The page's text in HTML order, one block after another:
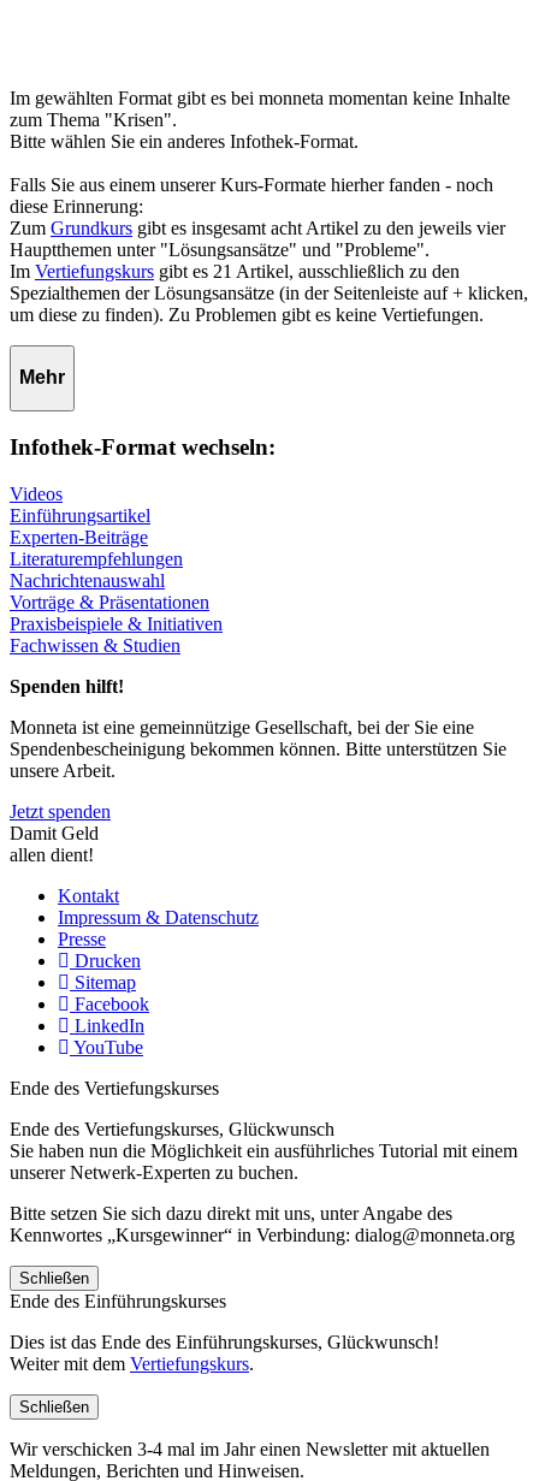
Im gewählten Format gibt es bei monneta momentan keine Inhalte
zum Thema "Krisen".
Bitte wählen Sie ein anderes Infothek-Format.
Falls Sie aus einem unserer Kurs-Formate hierher fanden - noch
diese Erinnerung:
Zum Grundkurs gibt es insgesamt acht Artikel zu den jeweils vier
Hauptthemen unter "Lösungsansätze" und "Probleme".
Im Vertiefungskurs gibt es 21 Artikel, ausschließlich zu den
Spezialthemen der Lösungsansätze (in der Seitenleiste auf + klicken,
um diese zu finden). Zu Problemen gibt es keine Vertiefungen.
Mehr
Infothek-Format wechseln:
Videos
Einführungsartikel
Experten-Beiträge
Literaturempfehlungen
Nachrichtenauswahl
Vorträge & Präsentationen
Praxisbeispiele & Initiativen
Fachwissen & Studien
Spenden hilft!
Monneta ist eine gemeinnützige Gesellschaft, bei der Sie eine
Spendenbescheinigung bekommen können. Bitte unterstützen Sie
unsere Arbeit.
Jetzt spenden
Damit Geld
allen dient!
Kontakt
Impressum & Datenschutz
Presse
Drucken
Sitemap
Facebook
LinkedIn
YouTube
Ende des Vertiefungskurses
Ende des Vertiefungskurses, Glückwunsch
Sie haben nun die Möglichkeit ein ausführliches Tutorial mit einem
unserer Netwerk-Experten zu buchen.
Bitte setzen Sie sich dazu direkt mit uns, unter Angabe des
Kennwortes „Kursgewinner“ in Verbindung: dialog@monneta.org
Schließen
Ende des Einführungskurses
Dies ist das Ende des Einführungskurses, Glückwunsch!
Weiter mit dem Vertiefungskurs.
Schließen
Wir verschicken 3-4 mal im Jahr einen Newsletter mit aktuellen
Meldungen, Berichten und Hinweisen.